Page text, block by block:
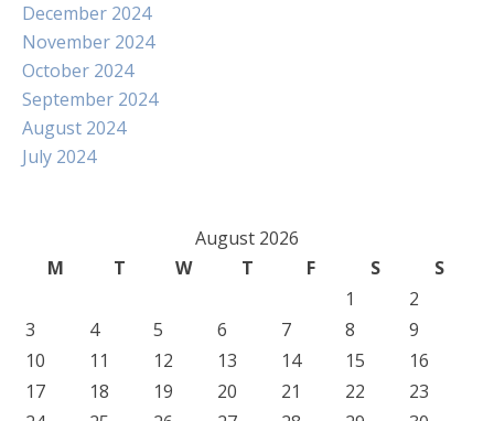
December 2024
November 2024
October 2024
September 2024
August 2024
July 2024
August 2026
M
T W T F S
S
1
2
3
4 5 6 7 8
9
10
11 12 13 14 15
16
17
18 19 20 21 22
23